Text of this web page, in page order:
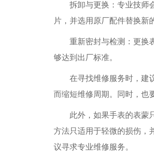
拆卸与更换：专业技师会
片，并选用原厂配件替换新
重新密封与检测：更换表
够达到出厂标准。
在寻找维修服务时，建议
而缩短维修周期。同时，也
此外，如果手表的表蒙只
方法只适用于轻微的损伤，
议寻求专业维修服务。